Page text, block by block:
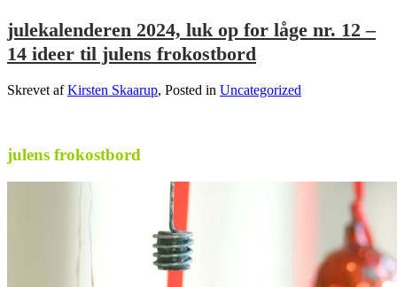
julekalenderen 2024, luk op for låge nr. 12 –
14 ideer til julens frokostbord
Skrevet afKirsten Skaarup, Posted in Uncategorized
julens frokostbord